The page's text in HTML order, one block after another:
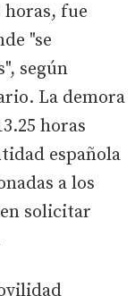
horas, fue
"se
según
La demora
horas
española
a los
solicitar